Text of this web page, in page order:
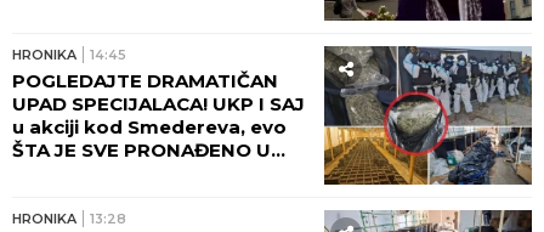
HRONIKA 14:45
POGLEDAJTE DRAMATIČAN
UPAD SPECIJALACA! UKP I SAJ
u akciji kod Smedereva, evo
ŠTA JE SVE PRONAĐENO U
HRONIKA 13:28